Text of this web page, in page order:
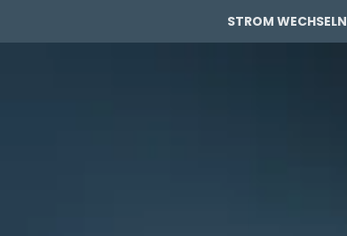
STROM WECHSELN